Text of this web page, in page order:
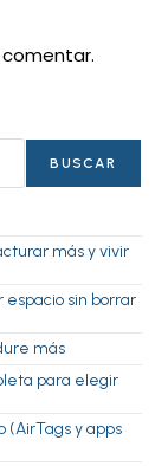
BUSCAR
más y vivir
espacio sin borrar
más
para elegir
(AirTags y apps